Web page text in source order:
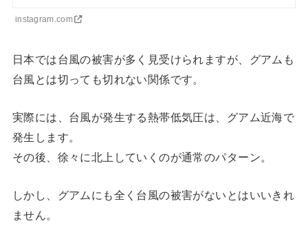
instagram.com
日本では台風の被害が多く見受けられますが、グアムも
台風とは切っても切れない関係です。
実際には、台風が発生する熱帯低気圧は、グアム近海で
発生します。
その後、徐々に北上していくのが通常のパターン。
しかし、グアムにも全く台風の被害がないとはいいきれ
ません。